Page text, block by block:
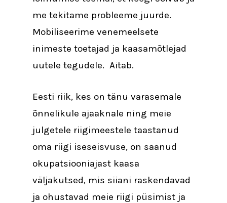
me tekitame probleeme juurde.
Mobiliseerime venemeelsete
inimeste toetajad ja kaasamõtlejad
uutele tegudele. Aitab.
Eesti riik, kes on tänu varasemale
õnnelikule ajaaknale ning meie
julgetele riigimeestele taastanud
oma riigi iseseisvuse, on saanud
okupatsiooniajast kaasa
väljakutsed, mis siiani raskendavad
ja ohustavad meie riigi püsimist ja